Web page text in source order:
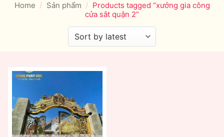
Home / Sản phẩm / Products tagged “xưởng gia công
cửa sắt quận 2”